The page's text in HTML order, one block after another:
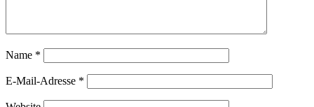
Name *
E-Mail-Adresse *